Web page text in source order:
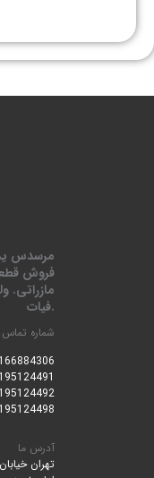
مرسدس
فروش
مازراتی.
.فیات
شماره تماس
6
آدرس ما
تهران